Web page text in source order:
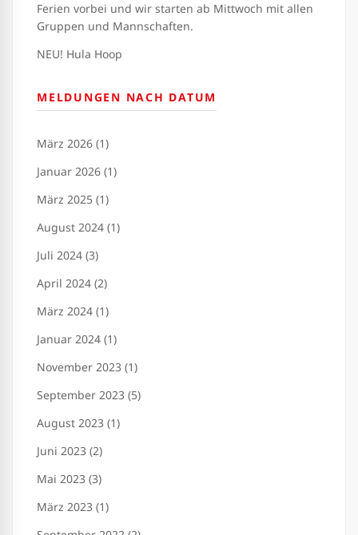
Ferien vorbei und wir starten ab Mittwoch mit allen
Gruppen und Mannschaften.
NEU! Hula Hoop
MELDUNGEN NACH DATUM
März 2026 (1)
Januar 2026 (1)
März 2025 (1)
August 2024 (1)
Juli 2024 (3)
April 2024 (2)
März 2024 (1)
Januar 2024 (1)
November 2023 (1)
September 2023 (5)
August 2023 (1)
Juni 2023 (2)
Mai 2023 (3)
März 2023 (1)